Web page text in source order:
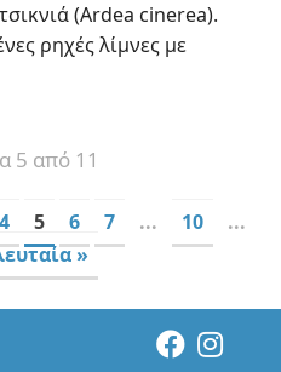
(Ardea cinerea).
ρηχές λίμνες με
5 από 11
4 5 6 7 ... 10
...
»